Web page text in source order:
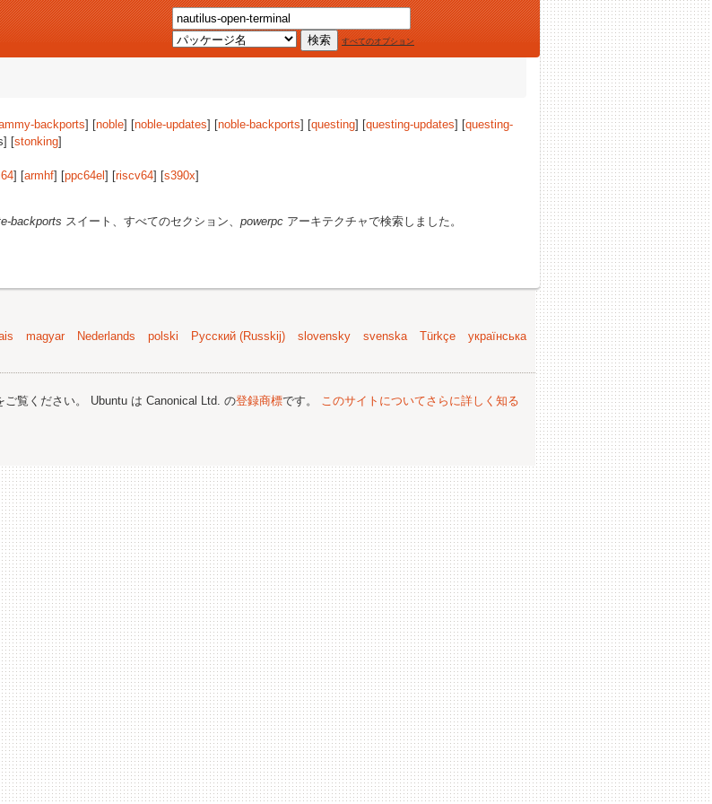
すべてのオプション
backports] [noble] [noble-updates] [noble-backports] [questing] [questing-updates] [questing-
[stonking]
] [armhf] [ppc64el ] [riscv64] [s390x]
backports スイート、すべてのセクション、 powerpc アーキテクチャで検索しました。
magyar Nederlands polski Русский (Russkij) slovensky svenska Türkçe
українська
ご覧ください。 Ubuntu は Canonical Ltd. の登録商標です。 このサイトについてさらに詳しく知る